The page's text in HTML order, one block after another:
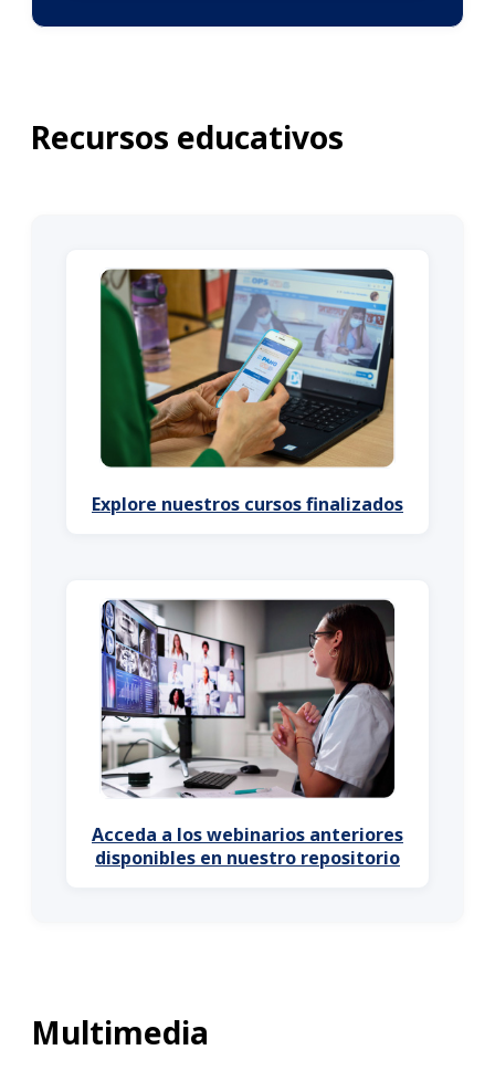
Recursos educativos
Explore nuestros cursos finalizados
Acceda a los webinarios anteriores
disponibles en nuestro repositorio
Multimedia